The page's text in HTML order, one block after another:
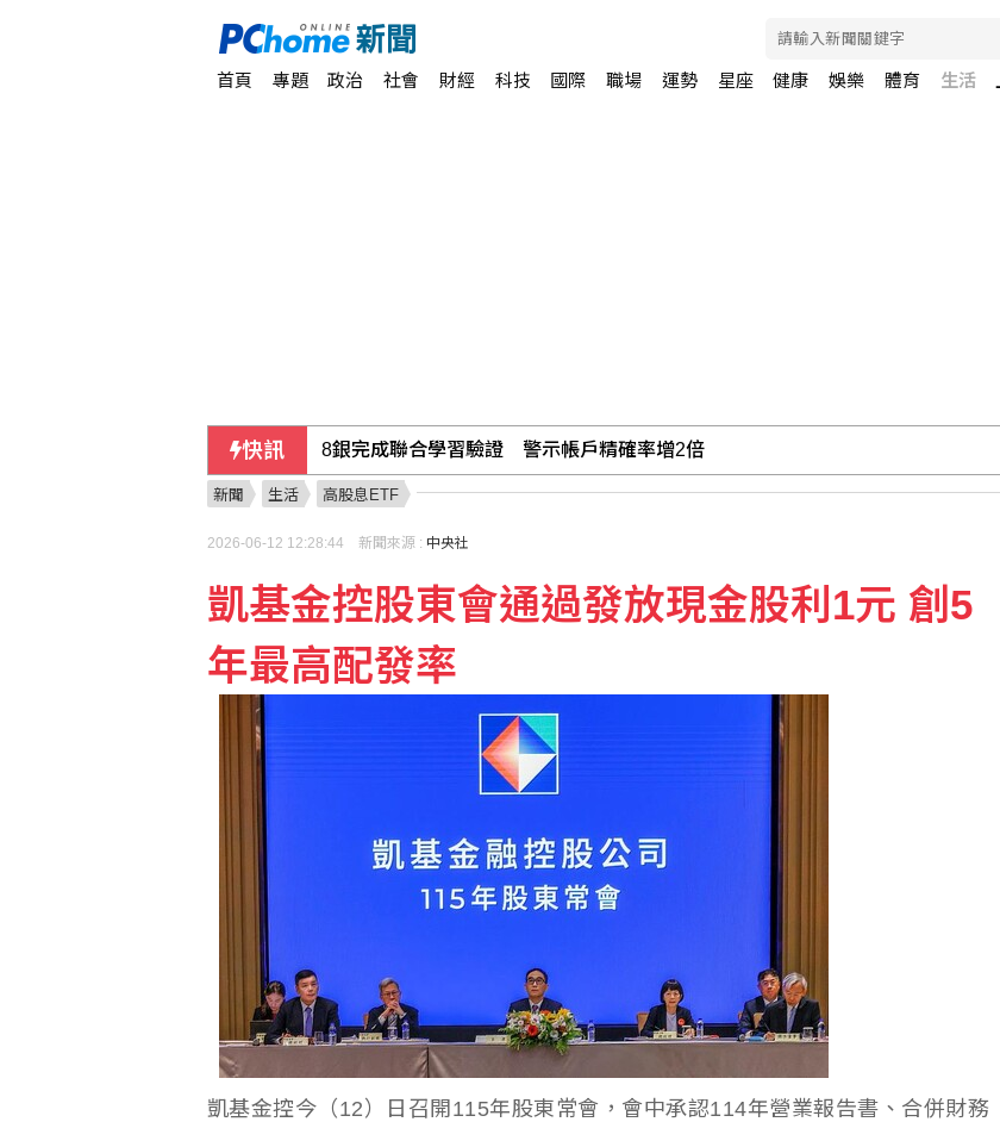
首頁 專題 政治 社會 財經 科技 國際 職場 運勢 星座 健康 娛樂 體育 生活
快訊 8銀完成聯合學習驗證 警示帳戶精確率增2倍
外資匯入浪潮延續 新台幣連2升創逾半個月新高
韓國羽球賽黃睿璿何志偉 本季首闖超級賽男雙8強
新聞 生活 高股息ETF
2026-06-12 12:28:44 新聞來源 : 中央社
凱基金控股東會通過發放現金股利1元 創5
年最高配發率
凱基金控今（12）日召開115年股東常會，會中承認114年營業報告書、合併財務